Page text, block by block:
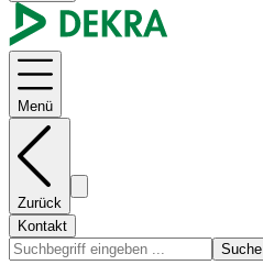
Menü
Zurück
Kontakt
Suche